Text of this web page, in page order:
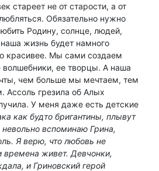
стареет не от старости, а от
Обязательно нужно
Родину, солнце, людей,
жизнь будет намного
красивее. Мы сами создаем
ее творцы. А наша
чем больше мы мечтаем, тем
Ассоль грезила об Алых
У меня даже есть детские
как будто бригантины, плывут
невольно вспоминаю Грина,
Я верю, что любовь не
времена живет. Девчонки,
и Гриновский герой